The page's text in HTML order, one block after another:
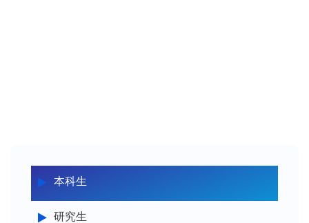
本科生
研究生